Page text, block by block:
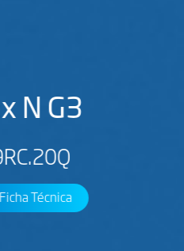
N G3
Técnica